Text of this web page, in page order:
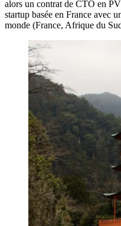
alors un contrat de CTO en
startup basée en France avec
monde (France, Afrique du